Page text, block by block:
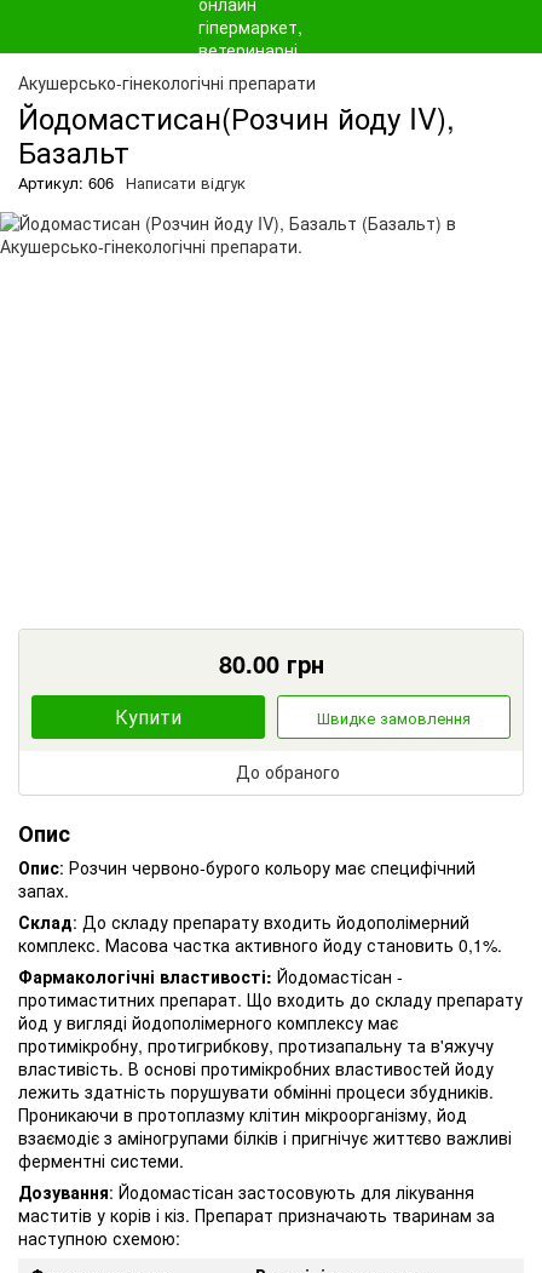
Акушерсько-гінекологічні препарати
Йодомастисан(Розчин йоду IV),
Базальт
Артикул: 606 Написати відгук
80.00грн
Купити Швидке замовлення
До обраного
Опис
Опис: Розчин червоно-бурого кольору має специфічний
запах.
Склад: До складу препарату входить йодополімерний
комплекс. Масова частка активного йоду становить 0,1%.
Фармакологічні властивості: Йодомастісан -
протимаститних препарат. Що входить до складу препарату
йод у вигляді йодополімерного комплексу має
протимікробну, протигрибкову, протизапальну та в'яжучу
властивість. В основі протимікробних властивостей йоду
лежить здатність порушувати обмінні процеси збудників.
Проникаючи в протоплазму клітин мікроорганізму, йод
взаємодіє з аміногрупами білків і пригнічує життєво важливі
ферментні системи.
Дозування: Йодомастісан застосовують для лікування
маститів у корів і кіз. Препарат призначають тваринам за
наступною схемою: